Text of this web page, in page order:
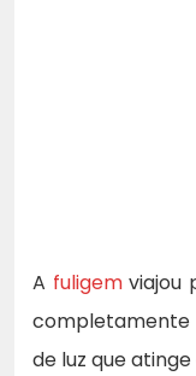
A fuligemviajou
completamente
de luz que